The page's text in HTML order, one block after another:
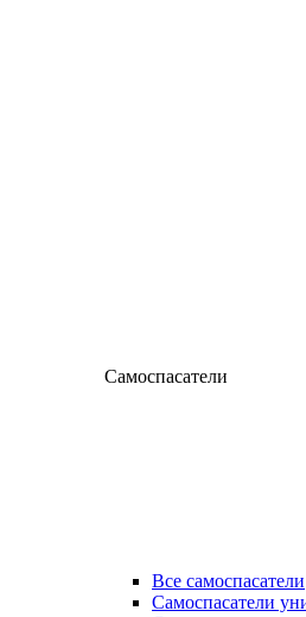
Самоспасатели
Все самоспасатели
Самоспасатели